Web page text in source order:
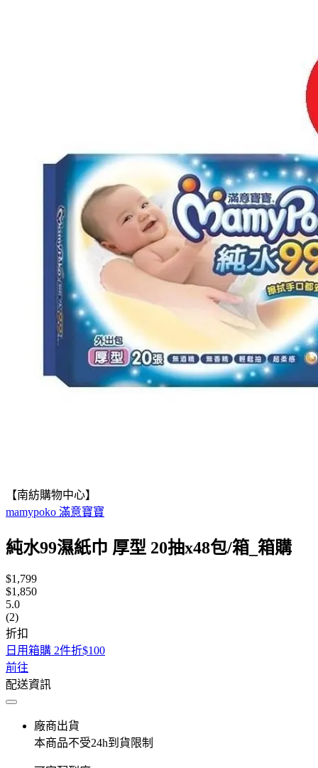
【南紡購物中心】
mamypoko 滿意寶寶
純水99濕紙巾 厚型 20抽x48包/箱_箱購
$1,799
$1,850
5.0
(2)
折扣
日用箱購 2件折$100
前往
配送資訊
廠商出貨
本商品不受24h到貨限制